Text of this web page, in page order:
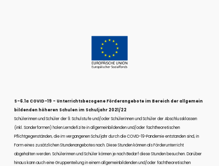
S-6.1a COVID-19 - Unterrichtsbezogene Förderangebote im Bereich der allgemein
bildenden höheren Schulen im Schuljahr 2021/22
Schülerinnen und Schüler der 9. Schulstufe und/oder Schülerinnen und Schüler der Abschlussklassen
(inkl. Sonderformen) holen Lerndefizite in allgemeinbildenden und/oder fachtheoretischen
Pflichtgegenständen, die im vergangenen Schuljahr durch die COVID-19-Pandemie entstanden sind, in
Form eines zusätzlichen Stundenangebotes nach. Diese Stunden können als Förderunterricht
abgehalten werden. Schülerinnen und Schüler können je nach Bedarf diese Stunden besuchen. Darüber
hinaus kann auch eine Gruppenteilung in einem allgemeinbildenden und/oder fachtheoretischen